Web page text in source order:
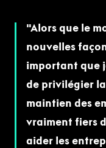
Alors que le
nouvelles
important que
de privilégier
maintien des
vraiment fiers
aider les